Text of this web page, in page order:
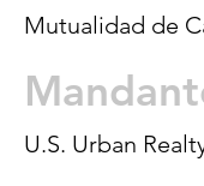
Mutualidad de
U.S. Urban